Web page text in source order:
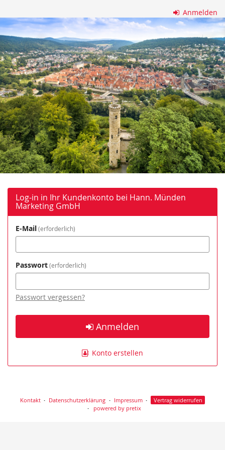
Haupt-
Inhalt
springen
Anmelden
Hann.
Münden
Marketing
GmbH
Log-in in Ihr Kundenkonto bei Hann. Münden
Marketing GmbH
E-Mail erforderlich
Passwort erforderlich
Passwort vergessen?
Anmelden
Konto erstellen
Kontakt Datenschutzerklärung Impressum
Vertrag widerrufen
powered by pretix